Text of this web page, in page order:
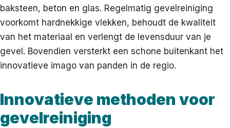
baksteen, beton en glas. Regelmatig gevelreiniging
voorkomt hardnekkige vlekken, behoudt de kwaliteit
van het materiaal en verlengt de levensduur van je
gevel. Bovendien versterkt een schone buitenkant het
innovatieve imago van panden in de regio.
Innovatieve methoden voor
gevelreiniging